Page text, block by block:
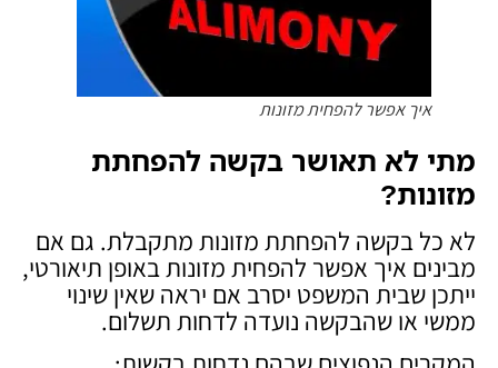
איך אפשר להפחית מזונות
מתי לא תאושר בקשה להפחתת
מזונות?
לא כל בקשה להפחתת מזונות מתקבלת. גם אם
מבינים איך אפשר להפחית מזונות באופן תיאורטי,
ייתכן שבית המשפט יסרב אם יראה שאין שינוי
ממשי או שהבקשה נועדה לדחות תשלום.